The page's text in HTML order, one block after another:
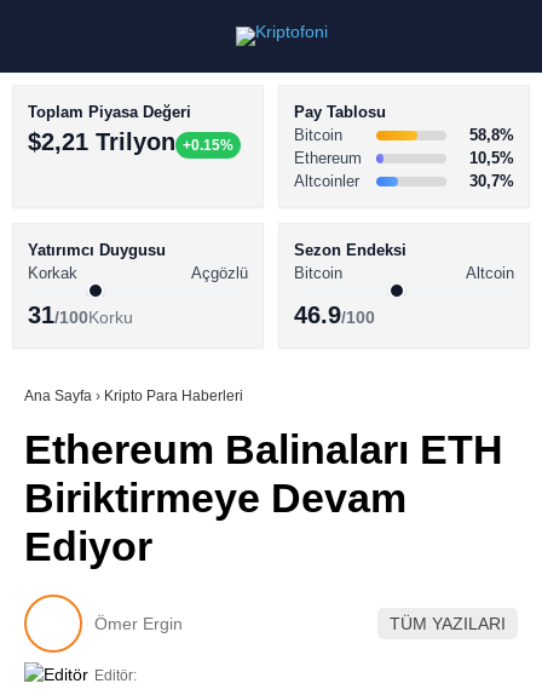
Youtube
TikTok
BİTCOİN HABERLERİ
ALTCOİN HABERLERİ
SÖZLÜK
Toplam Piyasa Değeri
$2,21 Trilyon +0.15%
Pay Tablosu
Bitcoin
58,8%
Ethereum
10,5%
Altcoinler
30,7%
Yatırımcı Duygusu
Korkak
Açgözlü
31/100Korku
Sezon Endeksi
Bitcoin
Altcoin
46.9/100
Ana Sayfa › Kripto Para Haberleri
Ethereum Balinaları ETH
Biriktirmeye Devam
Ediyor
Ömer Ergin TÜM YAZILARI
Editör: